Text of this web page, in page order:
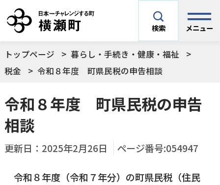
検索 メニュー
サイト内検索
メニューを閉じる
安全安心情報
できごとや場面から探す
育児／子育て
手続きから探す
よく利用されているコンテンツ
トップページ
暮らし・手続き・健康・福祉
税金
令和８年度 町県民税の申告相談
令和８年度 町県民税の申告
相談
更新日： 2025年2月26日 ページ番号:054947
令和８年度（令和７年分）の町県民税（住民